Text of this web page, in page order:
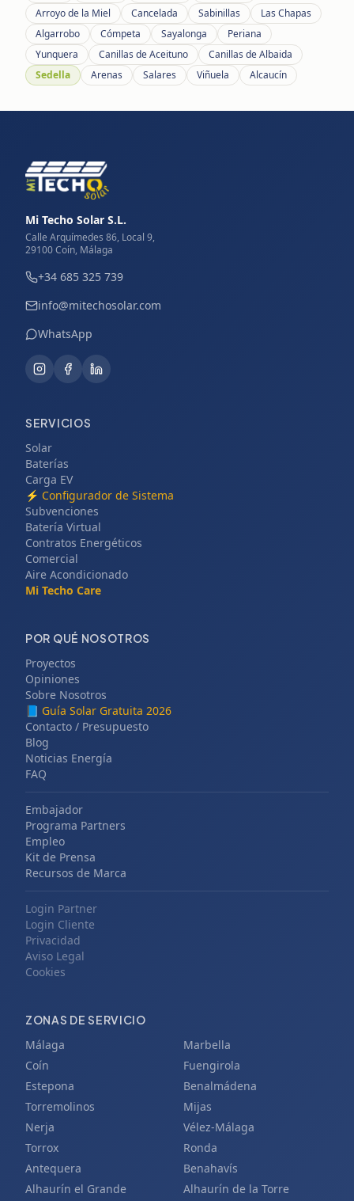
Arroyo de la Miel
Cancelada Sabinillas
Las Chapas
Algarrobo
Cómpeta Sayalonga
Periana
Yunquera
Canillas de Aceituno
Canillas de Albaida
Sedella
Arenas Salares Viñuela Alcaucín
Mi Techo Solar S.L.
Calle Arquímedes 86, Local 9,
29100 Coín, Málaga
+34 685 325 739
info@mitechosolar.com
WhatsApp
SERVICIOS
Solar
Baterías
Carga EV
⚡ Configurador de Sistema
Subvenciones
Batería Virtual
Contratos Energéticos
Comercial
Aire Acondicionado
Mi Techo Care
POR QUÉ NOSOTROS
Proyectos
Opiniones
Sobre Nosotros
📘 Guía Solar Gratuita 2026
Contacto / Presupuesto
Blog
Noticias Energía
FAQ
Embajador
Programa Partners
Empleo
Kit de Prensa
Recursos de Marca
Login Partner
Login Cliente
Privacidad
Aviso Legal
Cookies
ZONAS DE SERVICIO
Málaga
Marbella
Coín
Fuengirola
Estepona
Benalmádena
Torremolinos
Mijas
Nerja
Vélez-Málaga
Torrox
Ronda
Antequera
Benahavís
Alhaurín el Grande
Alhaurín de la Torre